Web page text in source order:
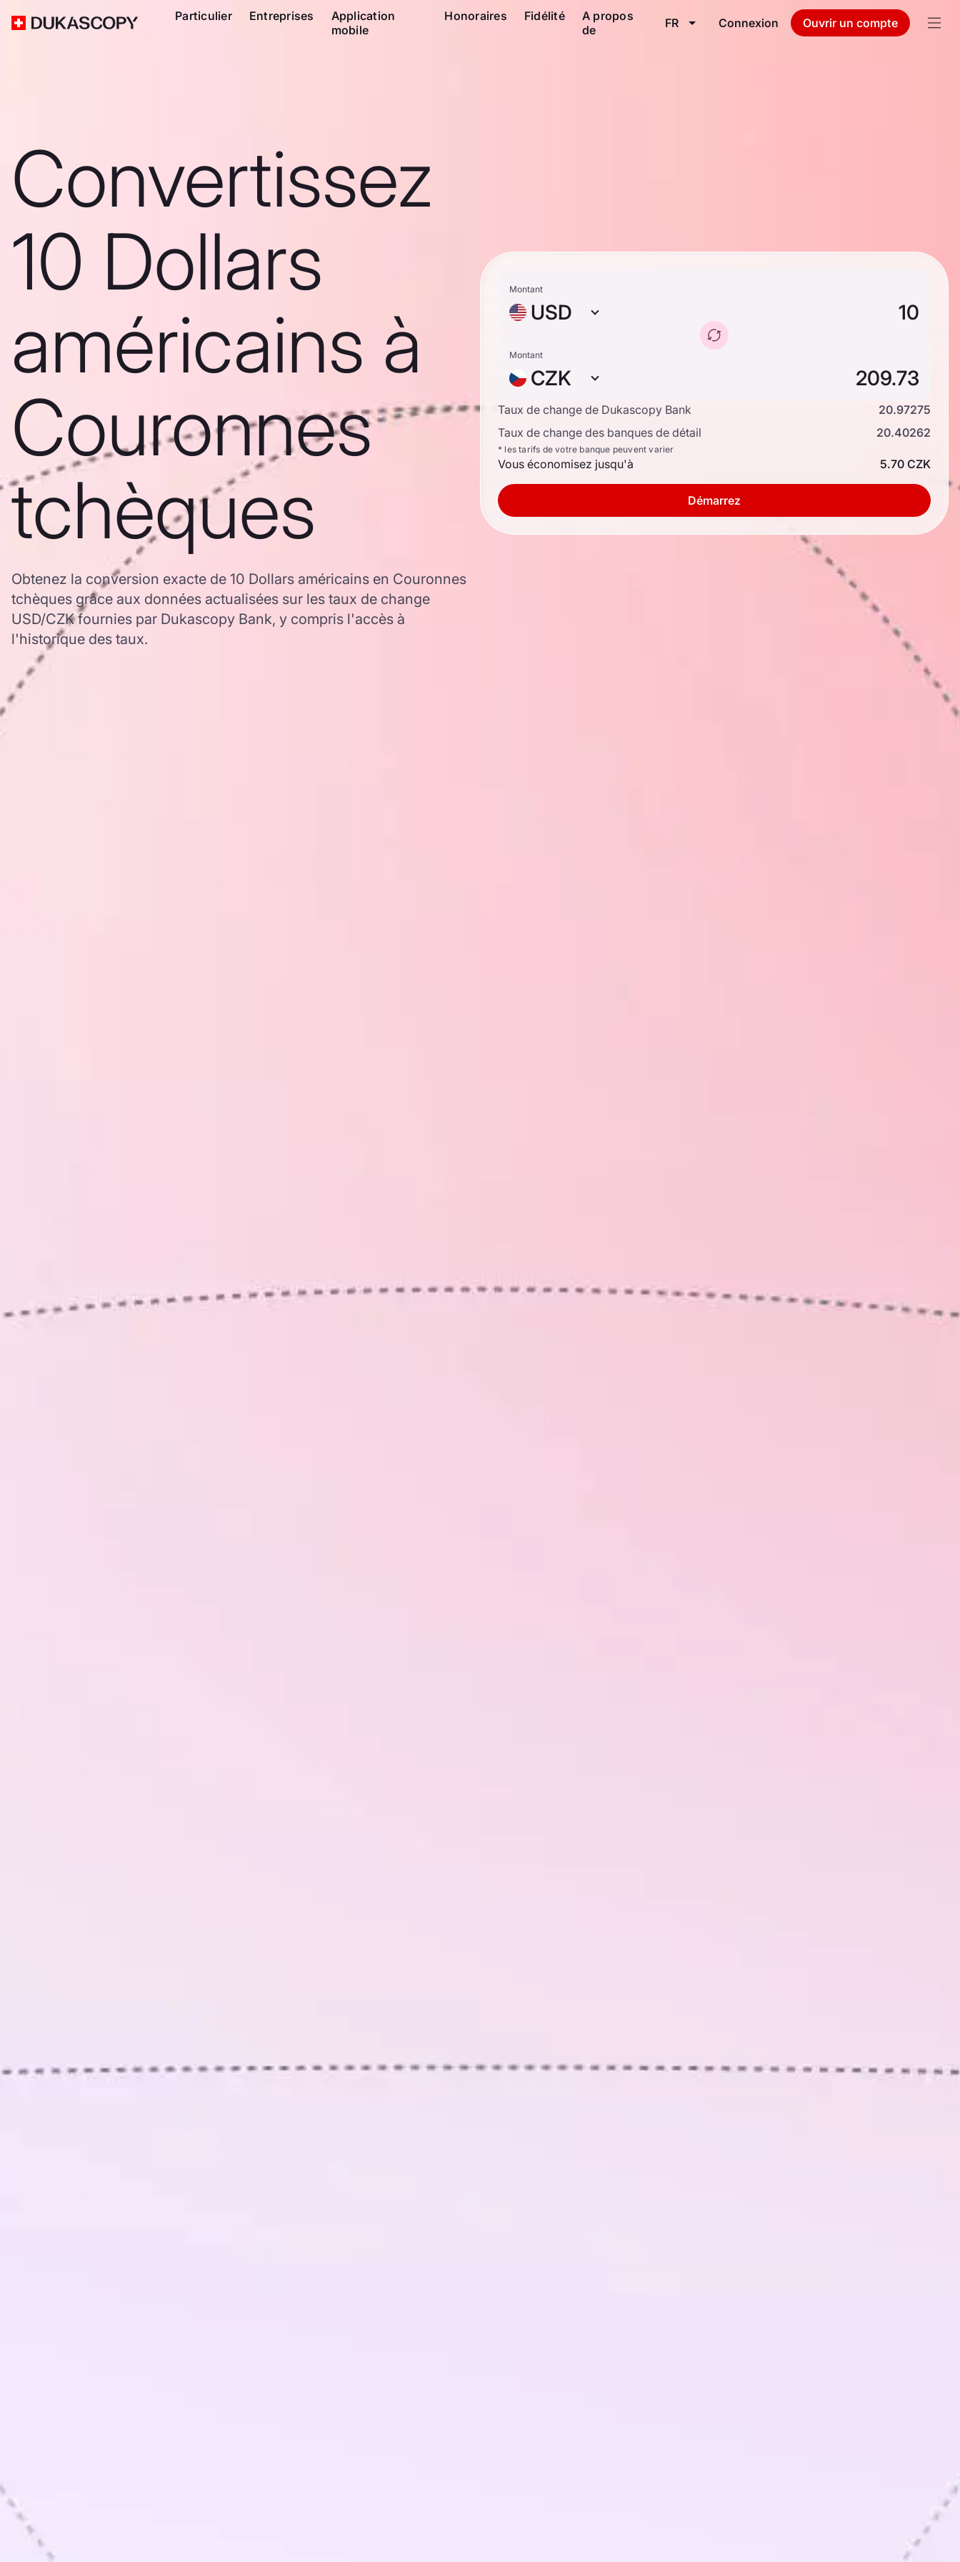
Particulier Entreprises
Application
mobile
Honoraires Fidélité
A propos
de
FR Connexion Ouvrir un compte
Convertissez
10 Dollars
américains à
Couronnes
tchèques
Obtenez la conversion exacte de 10 Dollars américains en Couronnes
tchèques grâce aux données actualisées sur les taux de change
USD/CZK fournies par Dukascopy Bank, y compris l'accès à
l'historique des taux.
Montant
USD
Montant
CZK
Taux de change de Dukascopy Bank
20.97275
Taux de change des banques de détail
20.40262
* les tarifs de votre banque peuvent varier
Vous économisez jusqu'à 5.70 CZK
Démarrez